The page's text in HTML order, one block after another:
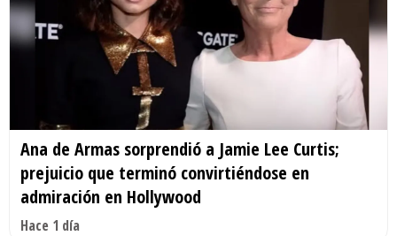
Ana de Armas sorprendió a Jamie Lee Curtis;
prejuicio que terminó convirtiéndose en
admiración en Hollywood
Hace 1 día